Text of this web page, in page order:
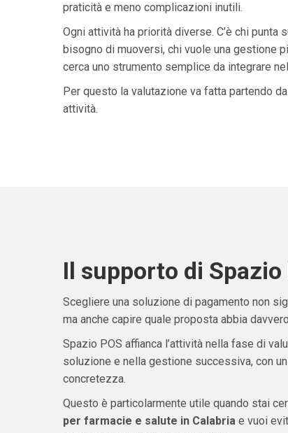
praticità e meno complicazioni inutili.
Ogni attività ha priorità diverse. C’è chi punta
bisogno di muoversi, chi vuole una gestione
cerca uno strumento semplice da integrare
Per questo la valutazione va fatta partendo
attività.
Il supporto di Spazio
Scegliere una soluzione di pagamento non
ma anche capire quale proposta abbia
Spazio POS affianca l’attività nella fase di
soluzione e nella gestione successiva, con
concretezza.
Questo è particolarmente utile quando stai
per farmacie e salute in Calabriae vuoi